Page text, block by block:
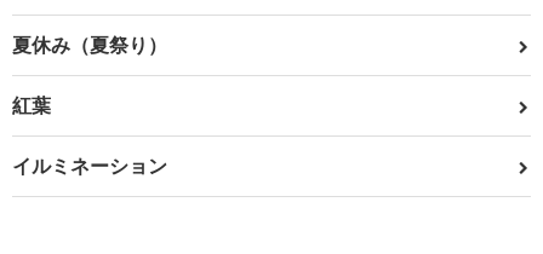
夏休み（夏祭り）
紅葉
イルミネーション